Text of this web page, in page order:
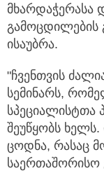
მხარდაჭერასა
გამოცდილების
ისაუბრა.
"ჩვენთვის
სემინარს,
სპეციალისტთა
შეუწყობს
ცოდნა, რასაც
საერთაშორისო